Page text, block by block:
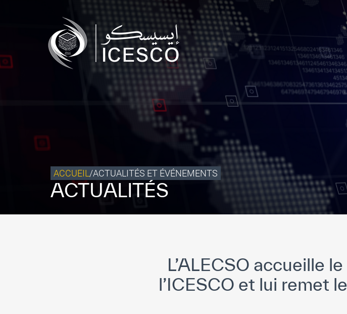
Qui sommes-nous ?
Ce que nous faisons
Notre impact
Données et perspectives
Centre des Médias
S’engager
Politique de
ACCUEIL /ACTUALITÉS ET ÉVÉNEMENTS
ACTUALITÉS
L’ALECSO accueille
l’ICESCO et lui remet